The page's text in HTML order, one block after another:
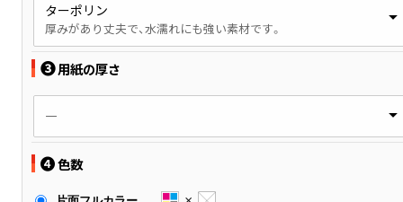
ターポリン
厚みがあり丈夫で、水濡れにも強い素材です。
❸用紙の厚さ
―
❹色数